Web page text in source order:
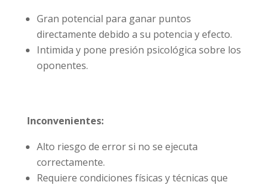
Gran potencial para ganar puntos
directamente debido a su potencia y efecto.
Intimida y pone presión psicológica sobre los
oponentes.
Inconvenientes:
Alto riesgo de error si no se ejecuta
correctamente.
Requiere condiciones físicas y técnicas que